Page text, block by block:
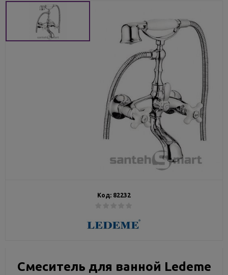
Код: 82232
Смеситель для ванной Ledeme